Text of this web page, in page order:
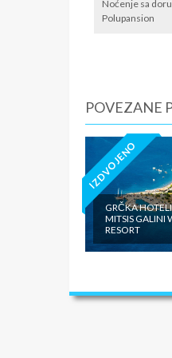
Noćenje sa
Polupansion
POVEZANE
IZDVOJENO
GRČKA
MITSIS GALINI
RESORT